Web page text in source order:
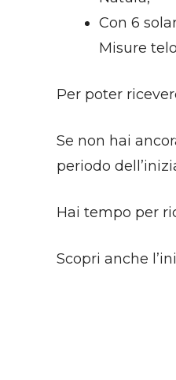
Con 6
Misure
Per poter
Se non hai
periodo
Hai tempo per
Scopri anche